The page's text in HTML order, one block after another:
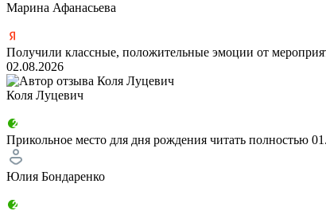
Марина Афанасьева
Получили классные, положительные эмоции от
02.08.2026
Коля Луцевич
Прикольное место для дня рождения читать полностью
Юлия Бондаренко